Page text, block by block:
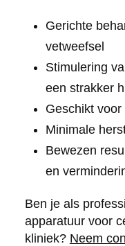
Gerichte
vetweefsel
Stimulering
een strakker
Geschikt
Minimale
Bewezen
en
Ben je als
apparatuur voor
kliniek? Neem